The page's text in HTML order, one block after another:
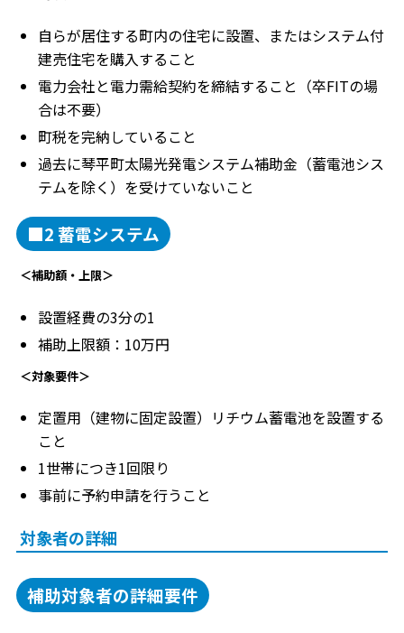
自らが居住する町内の住宅に設置、またはシステム付
建売住宅を購入すること
電力会社と電力需給契約を締結すること（卒FITの場
合は不要）
町税を完納していること
過去に琴平町太陽光発電システム補助金（蓄電池シス
テムを除く）を受けていないこと
■2 蓄電システム
＜補助額・上限＞
設置経費の3分の1
補助上限額：10万円
＜対象要件＞
定置用（建物に固定設置）リチウム蓄電池を設置する
こと
1世帯につき1回限り
事前に予約申請を行うこと
対象者の詳細
補助対象者の詳細要件